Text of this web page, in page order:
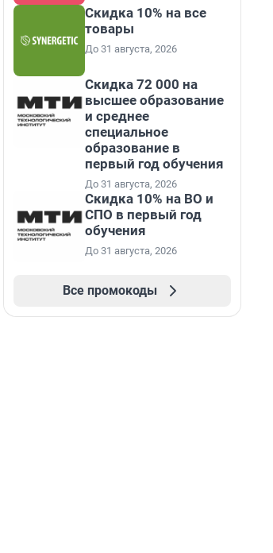
Скидка 10% на все
товары
До 31 августа, 2026
Скидка 72 000 на
высшее образование
и среднее
специальное
образование в
первый год обучения
До 31 августа, 2026
Скидка 10% на ВО и
СПО в первый год
обучения
До 31 августа, 2026
Все промокоды